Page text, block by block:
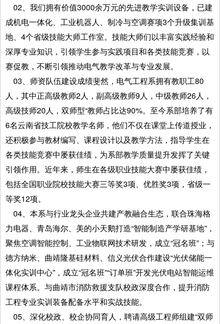
02、我们拥有价值3000余万元的先进教学实训设备，已建
成机电一体化、工业机器人、制冷与空调赛项3个升级集训基
地、4个省级技能大师工作室。技能大师们以丰富实践经验和
深厚专业知识，引领学生参与实践项目和各类技能竞赛，以
赛促教，不断引领推动电气教学改革与专业发展。
03、师资队伍建设成绩斐然，电气工程系拥有教职工80
人，其中正高级教师2人，副高级教师9人，中级教师26人，
高级技师20人，双师型“教师占比达90%。至今系部培养了有
6名云南省技工院校教学名师，他们不仅在课堂上传道授业，
还积极参与教材编写、课程设计以及教学方法，指导学生在
各类技能竞赛中屡获佳绩，为系部教学质量提升发挥了关键
引领作用。近年来，师生在各级职业技能大赛中屡获佳绩，
包括全国职业院校技能大赛三等奖3项、优胜奖3项，省级一
等奖12项。
04、本系与行业龙头企业共建产教融合生态，联合珠海格
力电器、青岛海尔、美的小天鹅打造“智能制造产学研基地”，
聚焦空调智能控制、工业物联网技术研发，成立“冠名班”；与
德方纳米、曲靖隆基硅材料、信义光伏合作建设“光伏储能一
体化实训中心”，成立“冠名班”“订单班”开发光伏电站智能运维
课程体系。与曲靖市消防救援支队校政深度合作，提升消防
工程专业实训装备配备水平和实战技能。
05、深化校政、校企协同育人，聘请高级工程师组建“双师